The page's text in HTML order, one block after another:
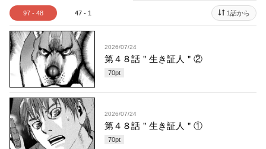
97 - 48 47 - 1 1話から
2026/07/24
第４８話＂生き証人＂②
70pt
2026/07/24
第４８話＂生き証人＂①
70pt